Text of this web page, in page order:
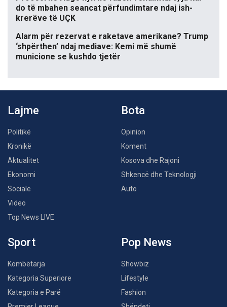
do të mbahen seancat përfundimtare ndaj ish-
krerëve të UÇK
Alarm për rezervat e raketave amerikane? Trump
‘shpërthen’ ndaj mediave: Kemi më shumë
municione se kushdo tjetër
Lajme
Politikë
Kronikë
Aktualitet
Ekonomi
Sociale
Video
Top News LIVE
Bota
Opinion
Koment
Kosova dhe Rajoni
Shkencë dhe Teknologji
Auto
Sport
Kombëtarja
Kategoria Superiore
Kategoria e Parë
Pop News
Showbiz
Lifestyle
Fashion